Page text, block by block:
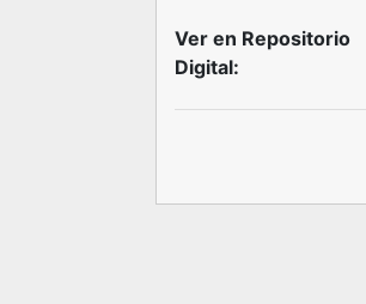
Ver en Repositorio
Digital: